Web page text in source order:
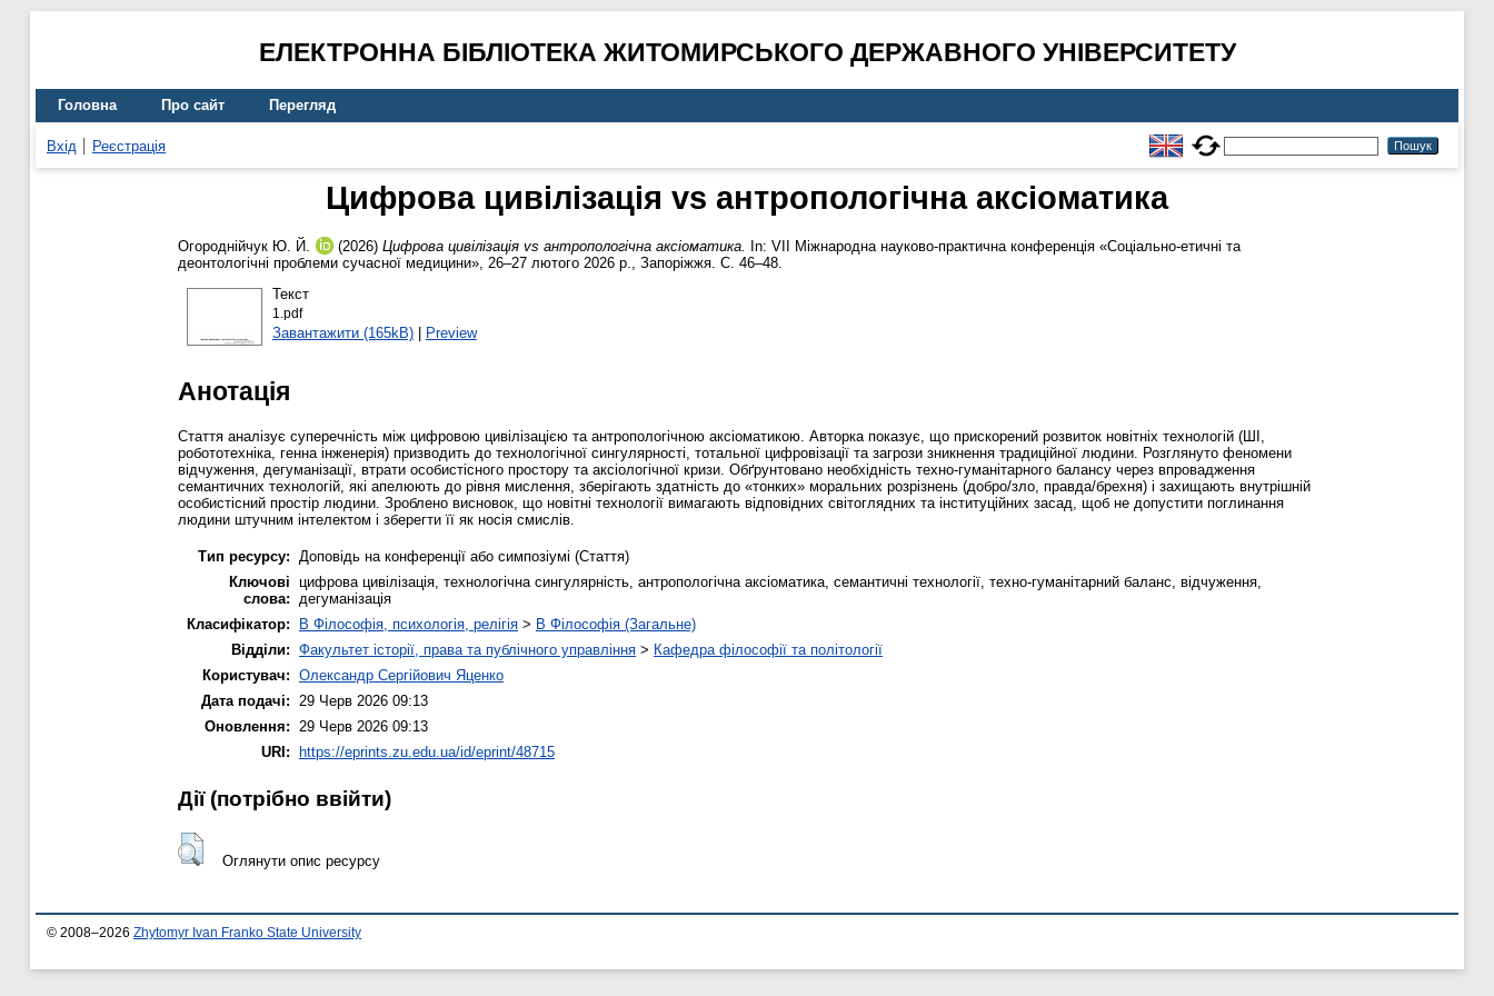
ЕЛЕКТРОННА БІБЛІОТЕКА ЖИТОМИРСЬКОГО ДЕРЖАВНОГО УНІВЕРСИТЕТУ
Головна Про сайт Перегляд
Вхід Реєстрація
Цифрова цивілізація vs антропологічна аксіоматика
Огороднійчук Ю. Й. (2026) Цифрова цивілізація vs антропологічна аксіоматика.
In: VIІ Міжнародна науково-практична конференція «Соціально-етичні та
деонтологічні проблеми сучасної медицини», 26–27 лютого 2026 р., Запоріжжя. С. 46–48.
Текст
1.pdf
Завантажити (165kB)| Preview
Анотація
Стаття аналізує суперечність між цифровою цивілізацією та антропологічною аксіоматикою. Авторка показує, що прискорений розвиток новітніх технологій (ШІ,
робототехніка, генна інженерія) призводить до технологічної сингулярності, тотальної цифровізації та загрози зникнення традиційної людини. Розглянуто феномени
відчуження, дегуманізації, втрати особистісного простору та аксіологічної кризи. Обґрунтовано необхідність техно-гуманітарного балансу через впровадження
семантичних технологій, які апелюють до рівня мислення, зберігають здатність до «тонких» моральних розрізнень (добро/зло, правда/брехня) і захищають внутрішній
особистісний простір людини. Зроблено висновок, що новітні технології вимагають відповідних світоглядних та інституційних засад, щоб не допустити поглинання
людини штучним інтелектом і зберегти її як носія смислів.
Тип ресурсу:
Доповідь на конференції або симпозіумі (Стаття)
Ключові
слова:
цифрова цивілізація, технологічна сингулярність, антропологічна аксіоматика, семантичні технології, техно-гуманітарний баланс, відчуження,
дегуманізація
Класифікатор:
B Філософія, психологія, релігія > B Філософія (Загальне)
Відділи: Факультет історії, права та публічного управління > Кафедра філософії та політології
Користувач: Олександр Сергійович Яценко
Дата подачі:
29 Черв 2026 09:13
Оновлення:
29 Черв 2026 09:13
URI: https://eprints.zu.edu.ua/id/eprint/48715
Дії ​​(потрібно ввійти)
Оглянути опис ресурсу
© 2008–2026 Zhytomyr Ivan Franko State University